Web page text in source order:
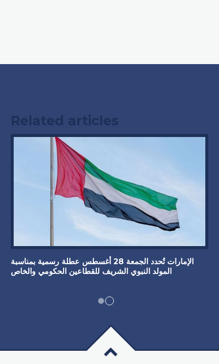
Related articles
الإمارات تُحدد الجمعة 28 أغسطس عطلة رسمية بمناسبة
المولد النبوي الشريف للقطاعين الحكومي والخاص